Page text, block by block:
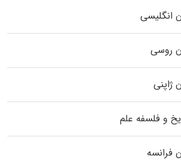
انگلیسی
روسی
ژاپنی
و فلسفه علم
فرانسه